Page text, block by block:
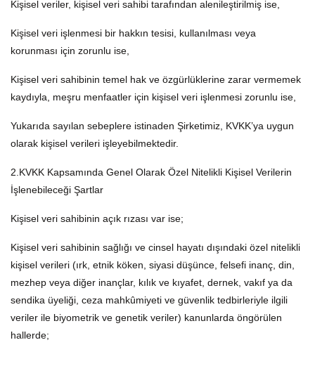
Kişisel veriler, kişisel veri sahibi tarafından alenileştirilmiş ise,
Kişisel veri işlenmesi bir hakkın tesisi, kullanılması veya
korunması için zorunlu ise,
Kişisel veri sahibinin temel hak ve özgürlüklerine zarar vermemek
kaydıyla, meşru menfaatler için kişisel veri işlenmesi zorunlu ise,
Yukarıda sayılan sebeplere istinaden Şirketimiz, KVKK’ya uygun
olarak kişisel verileri işleyebilmektedir.
2.KVKK Kapsamında Genel Olarak Özel Nitelikli Kişisel Verilerin
İşlenebileceği Şartlar
Kişisel veri sahibinin açık rızası var ise;
Kişisel veri sahibinin sağlığı ve cinsel hayatı dışındaki özel nitelikli
kişisel verileri (ırk, etnik köken, siyasi düşünce, felsefi inanç, din,
mezhep veya diğer inançlar, kılık ve kıyafet, dernek, vakıf ya da
sendika üyeliği, ceza mahkûmiyeti ve güvenlik tedbirleriyle ilgili
veriler ile biyometrik ve genetik veriler) kanunlarda öngörülen
hallerde;